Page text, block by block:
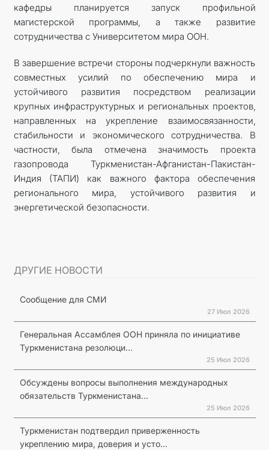
кафедры планируется запуск профильной
магистерской программы, а также развитие
сотрудничества с Университетом мира ООН.
В завершение встречи стороны подчеркнули важность
совместных усилий по обеспечению мира и
устойчивого развития посредством реализации
крупных инфраструктурных и региональных проектов,
направленных на укрепление взаимосвязанности,
стабильности и экономического сотрудничества. В
частности, была отмечена значимость проекта
газопровода Туркменистан-Афганистан-Пакистан-
Индия (ТАПИ) как важного фактора обеспечения
регионального мира, устойчивого развития и
энергетической безопасности.
ДРУГИЕ НОВОСТИ
Сообщение для СМИ
27 Июл 2026
Генеральная Ассамблея ООН приняла по инициативе
Туркменистана резолюци...
25 Июл 2026
Обсуждены вопросы выполнения международных
обязательств Туркменистана...
25 Июл 2026
Туркменистан подтвердил приверженность
укреплению мира, доверия и усто...